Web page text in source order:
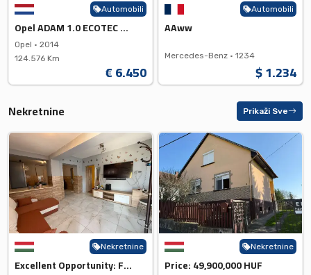
Automobili
Opel ADAM 1.0 ECOTEC DI Tubo E...
Opel • 2014
124.576 Km
€ 6.450
Automobili
AAww
Mercedes-Benz • 1234
$ 1.234
Nekretnine Prikaži Sve
Nekretnine
Excellent Opportunity: For 39,...
Nekretnine
Price: 49,900,000 HUF